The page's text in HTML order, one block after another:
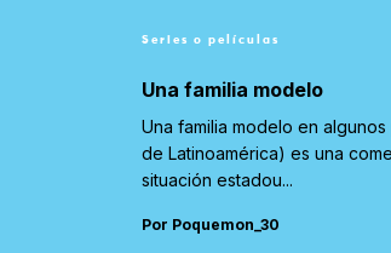
Series o películas
Una familia modelo
Una familia modelo en algunos
de Latinoamérica) es una
situación estadou...
Por Poquemon_30